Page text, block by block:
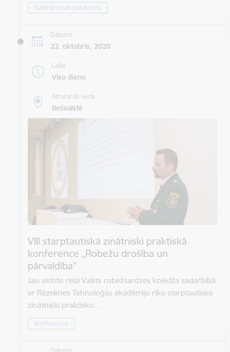
Sabiedriskais pasākums
Datums
22. oktobris, 2020
Laiks
Visu dienu
Atrašanās vieta
tiešsaistē
VIII starptautiskā zinātniski praktiskā
konference „Robežu drošība un
pārvaldība”
Jau astoto reizi Valsts robežsardzes koledža sadarbībā
ar Rēzeknes Tehnoloģiju akadēmiju rīko starptautisko
zinātniski praktisko…
Konference
Datums